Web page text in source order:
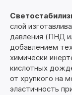
слой
давления (ПНД
добавлением
химически
кислотных
от хрупкого на
эластичность